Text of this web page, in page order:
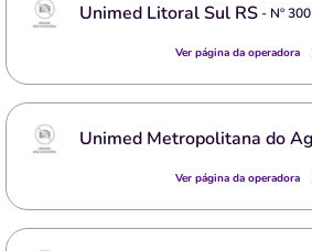
Unimed Litoral Sul RS- Nº
Ver página da operadora
Unimed Metropolitana do
Ver página da operadora